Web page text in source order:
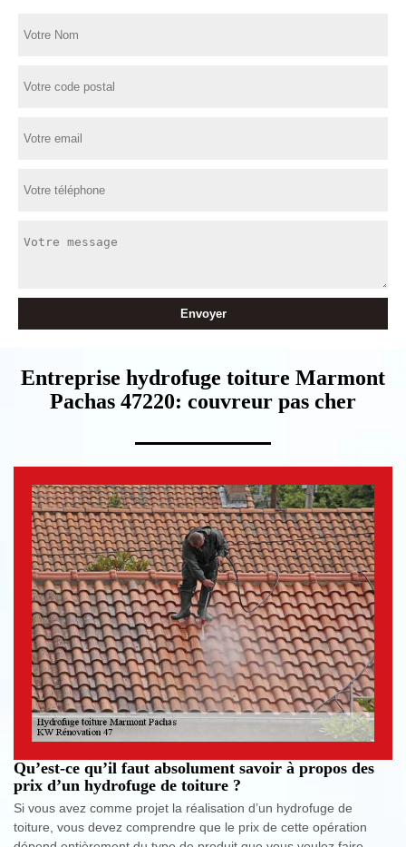
Entreprise hydrofuge toiture Marmont
Pachas 47220: couvreur pas cher
Qu’est-ce qu’il faut absolument savoir à propos des
prix d’un hydrofuge de toiture ?
Si vous avez comme projet la réalisation d’un hydrofuge de
toiture, vous devez comprendre que le prix de cette opération